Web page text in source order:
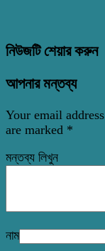
নিউজটি শেয়ার করুন
আপনার মন্তব্য
Your email
are marked *
মন্তব্য লিখুন
নাম